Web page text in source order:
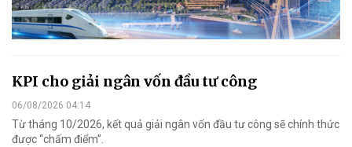
KPI cho giải ngân vốn đầu tư công
06/08/2026 04:14
Từ tháng 10/2026, kết quả giải ngân vốn đầu tư công sẽ chính thức
được “chấm điểm”.